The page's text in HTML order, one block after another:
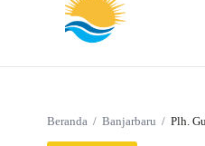
Beranda / Banjarbaru / Plh.